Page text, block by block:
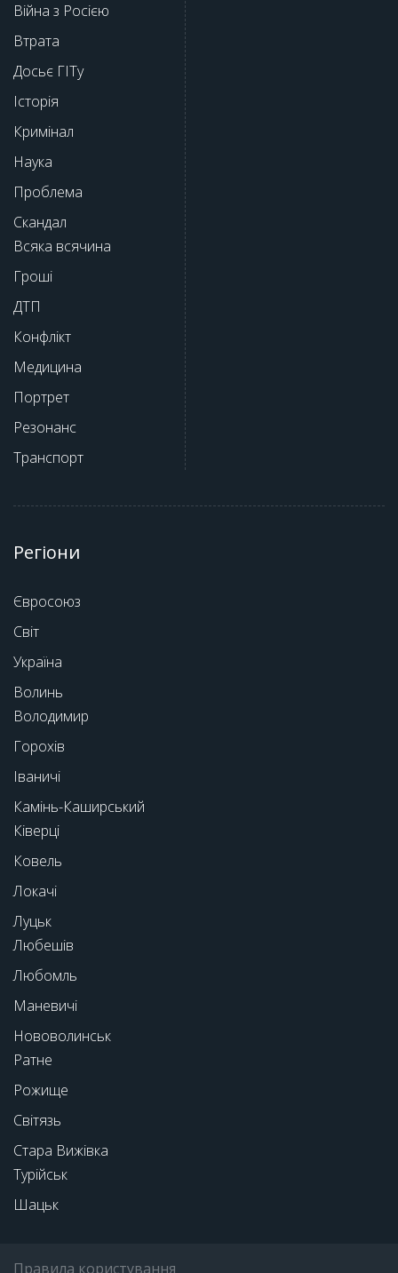
Війна з Росією
Втрата
Досьє ГІТу
Історія
Кримінал
Наука
Проблема
Скандал
Всяка всячина
Гроші
ДТП
Конфлікт
Медицина
Портрет
Резонанс
Транспорт
Регіони
Євросоюз
Світ
Україна
Волинь
Володимир
Горохів
Іваничі
Камінь-Каширський
Ківерці
Ковель
Локачі
Луцьк
Любешів
Любомль
Маневичі
Нововолинськ
Ратне
Рожище
Світязь
Стара Вижівка
Турійськ
Шацьк
Правила користування